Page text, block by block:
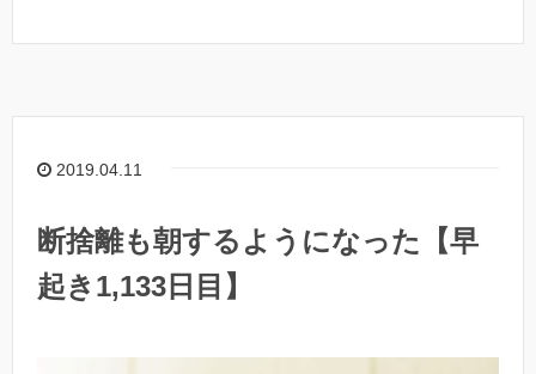
2019.04.11
断捨離も朝するようになった【早
起き1,133日目】